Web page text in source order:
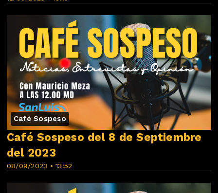
Café Sospeso
08/09/2023 • 13:52
Café Sospeso del 8 de Septiembre
del 2023